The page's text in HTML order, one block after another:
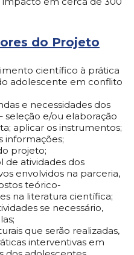
do Projeto
científico à prática
adolescente em conflito
e necessidades dos
seleção e/ou elaboração
aplicar os instrumentos;
informações;
projeto;
de atividades dos
envolvidos na parceria,
teórico-
na literatura científica;
se necessário,
que serão realizadas,
interventivas em